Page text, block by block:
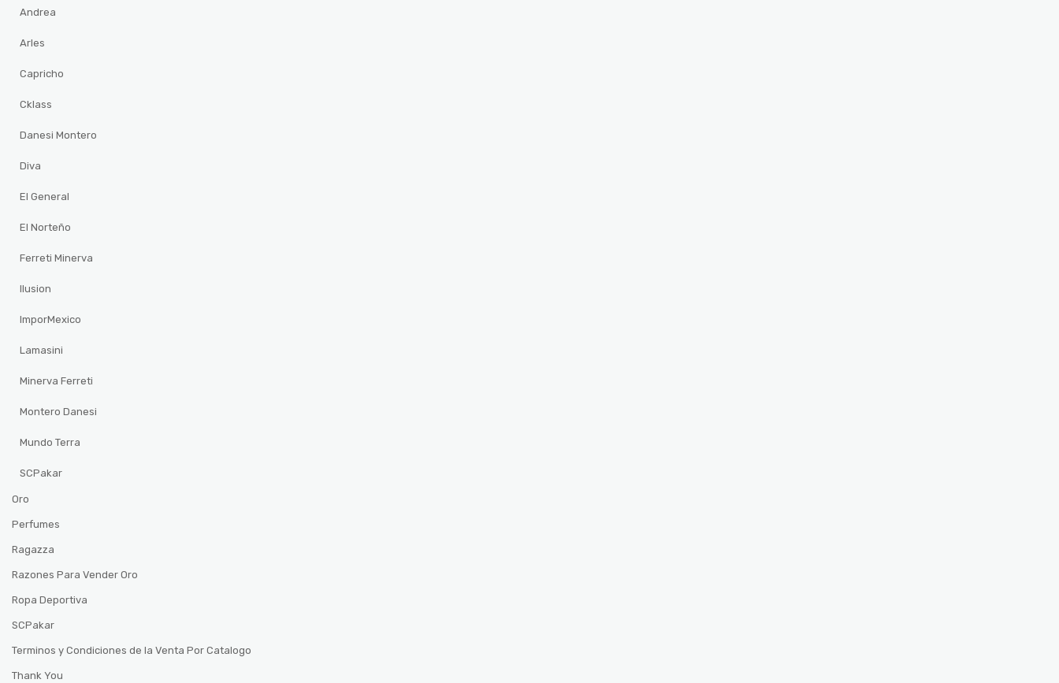
Andrea
Arles
Capricho
Cklass
Danesi Montero
Diva
El General
El Norteño
Ferreti Minerva
Ilusion
ImporMexico
Lamasini
Minerva Ferreti
Montero Danesi
Mundo Terra
SCPakar
Oro
Perfumes
Ragazza
Razones Para Vender Oro
Ropa Deportiva
SCPakar
Terminos y Condiciones de la Venta Por Catalogo
Thank You